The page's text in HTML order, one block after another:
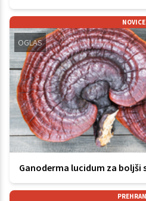
NOVICE
OGLAS
Ganoderma lucidum za boljši